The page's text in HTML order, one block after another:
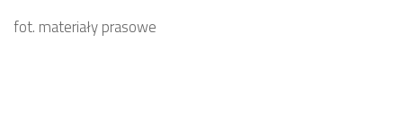
fot. materiały prasowe